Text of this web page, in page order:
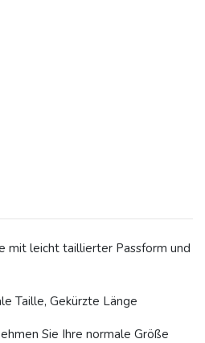
mit leicht taillierter Passform und
Taille, Gekürzte Länge
Sie Ihre normale Größe